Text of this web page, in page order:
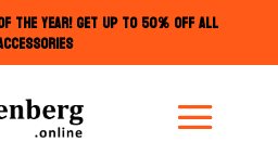
THE YEAR! GET UP TO 50% OFF ALL